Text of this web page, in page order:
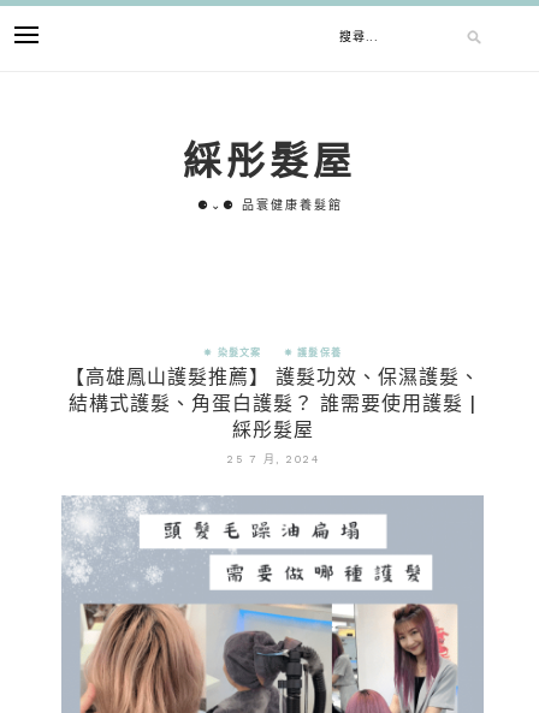
綵彤髮屋
⚈⌄⚈ 品寰健康養髮館
✵ 染髮文案 ✵ 護髮保養
【高雄鳳山護髮推薦】 護髮功效、保濕護髮、
結構式護髮、角蛋白護髮？ 誰需要使用護髮 |
綵彤髮屋
25 7 月, 2024